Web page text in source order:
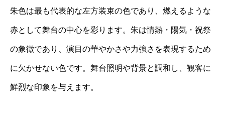
朱色は最も代表的な左方装束の色であり、燃えるような
赤として舞台の中心を彩ります。朱は情熱・陽気・祝祭
の象徴であり、演目の華やかさや力強さを表現するため
に欠かせない色です。舞台照明や背景と調和し、観客に
鮮烈な印象を与えます。